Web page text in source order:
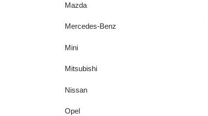
Mazda
Mercedes-Benz
Mini
Mitsubishi
Nissan
Opel